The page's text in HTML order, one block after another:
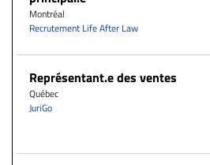
Montréal
Recrutement Life After Law
Représentant.e des ventes
Québec
JuriGo